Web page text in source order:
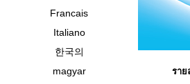
Francais
Italiano
한국의
magyar
รา